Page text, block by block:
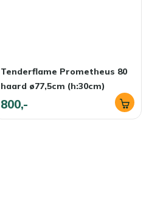
Tenderflame Prometheus 80
haard ø77,5cm (h:30cm)
800,-